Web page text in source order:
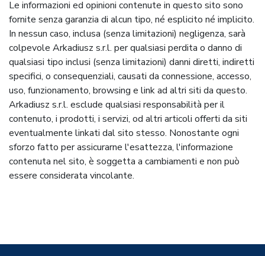
Le informazioni ed opinioni contenute in questo sito sono
fornite senza garanzia di alcun tipo, né esplicito né implicito.
In nessun caso, inclusa (senza limitazioni) negligenza, sarà
colpevole Arkadiusz s.r.l. per qualsiasi perdita o danno di
qualsiasi tipo inclusi (senza limitazioni) danni diretti, indiretti
specifici, o consequenziali, causati da connessione, accesso,
uso, funzionamento, browsing e link ad altri siti da questo.
Arkadiusz s.r.l. esclude qualsiasi responsabilità per il
contenuto, i prodotti, i servizi, od altri articoli offerti da siti
eventualmente linkati dal sito stesso. Nonostante ogni
sforzo fatto per assicurarne l'esattezza, l'informazione
contenuta nel sito, è soggetta a cambiamenti e non può
essere considerata vincolante.